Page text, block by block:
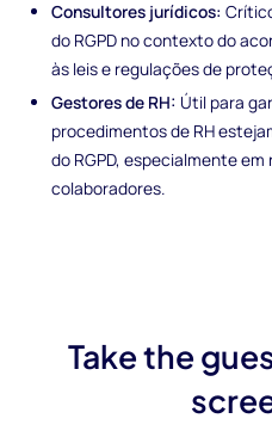
Consultores jurídicos:
do RGPD no contexto do
às leis e regulações de
Gestores de RH: Útil para
procedimentos de RH
do RGPD, especialmente
colaboradores.
Take the